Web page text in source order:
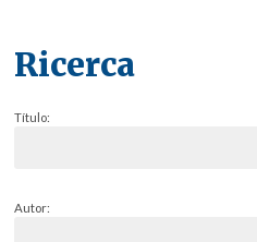
Ricerca
Título:
Autor: